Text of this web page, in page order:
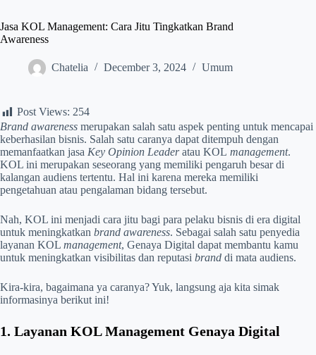
Jasa KOL Management: Cara Jitu Tingkatkan Brand
Awareness
Chatelia December 3, 2024 Umum
Post Views: 254
Brand awareness merupakan salah satu aspek penting untuk mencapai
keberhasilan bisnis. Salah satu caranya dapat ditempuh dengan
memanfaatkan jasa Key Opinion Leaderatau KOL management.
KOL ini merupakan seseorang yang memiliki pengaruh besar di
kalangan audiens tertentu. Hal ini karena mereka memiliki
pengetahuan atau pengalaman bidang tersebut.
Nah, KOL ini menjadi cara jitu bagi para pelaku bisnis di era digital
untuk meningkatkan brand awareness. Sebagai salah satu penyedia
layanan KOL management, Genaya Digital dapat membantu kamu
untuk meningkatkan visibilitas dan reputasi brand di mata audiens.
Kira-kira, bagaimana ya caranya? Yuk, langsung aja kita simak
informasinya berikut ini!
1. Layanan KOL Management Genaya Digital